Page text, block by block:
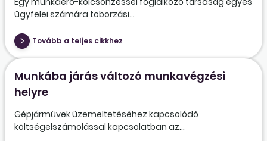
ügyfelei számára toborzási...
Tovább a teljes cikkhez
Munkába járás változó munkavégzési
helyre
Gépjárművek üzemeltetéséhez kapcsolódó
költségelszámolással kapcsolatban az...